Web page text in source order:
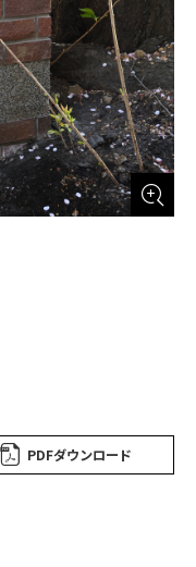
PDFダウンロード